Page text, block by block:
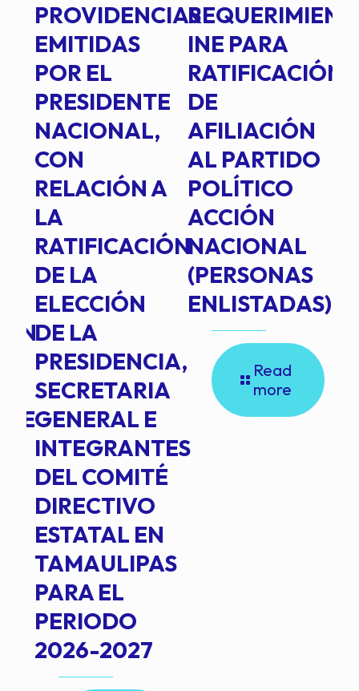
PROVIDENCIAS
EMITIDAS
POR EL
PRESIDENTE
NACIONAL,
CON
RELACIÓN A
LA
RATIFICACIÓN
DE LA
ELECCIÓN
DE LA
PRESIDENCIA,
SECRETARIA
GENERAL E
INTEGRANTES
DEL COMITÉ
DIRECTIVO
ESTATAL EN
TAMAULIPAS
PARA EL
PERIODO
2026-2027
INE PARA
RATIFICACIÓN
DE
AFILIACIÓN
AL PARTIDO
POLÍTICO
ACCIÓN
NACIONAL
(PERSONAS
ENLISTADAS)
Read
more